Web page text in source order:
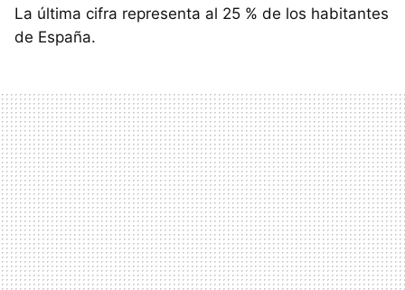
La última cifra representa al 25 % de los habitantes
de España.